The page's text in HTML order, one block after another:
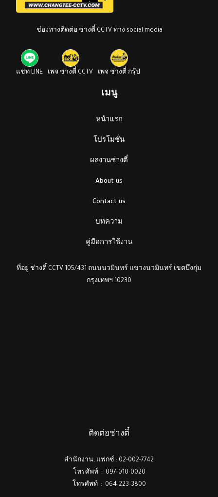
ช่องทางติดต่อ ช่างตี๋ CCTV ทาง social media
แชท LINE เพจ ช่างตี๋ CCTV เพจ ช่างตี๋ กรุ๊ป
เมนู
หน้าแรก
โปรโมชั่น
ผลงานช่างตี๋
About us
Contact us
บทความ
คู่มือการใช้งาน
ที่อยู่ ช่างตี๋ CCTV 105/431 ถนนนวมินทร์ แขวงนวมินทร์ เขตบึงกุ่ม
กรุงเทพฯ 10230
ติดต่อช่างตี๋
สำนักงาน, แฟกซ์ : 02-002-7742
โทรศัพท์ : 097-010-0020
โทรศัพท์ : 064-223-3800